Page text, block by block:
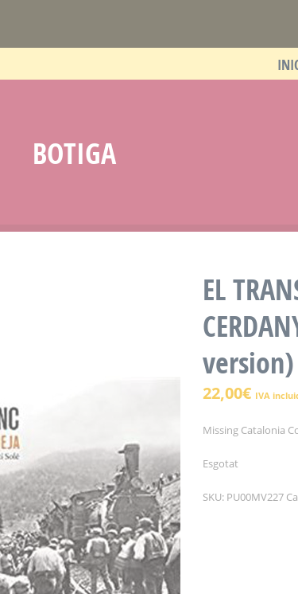
BOTIGA
EL
version)
22,00€ IVA
Missing Catalonia
Esgotat
SKU: PU00MV227